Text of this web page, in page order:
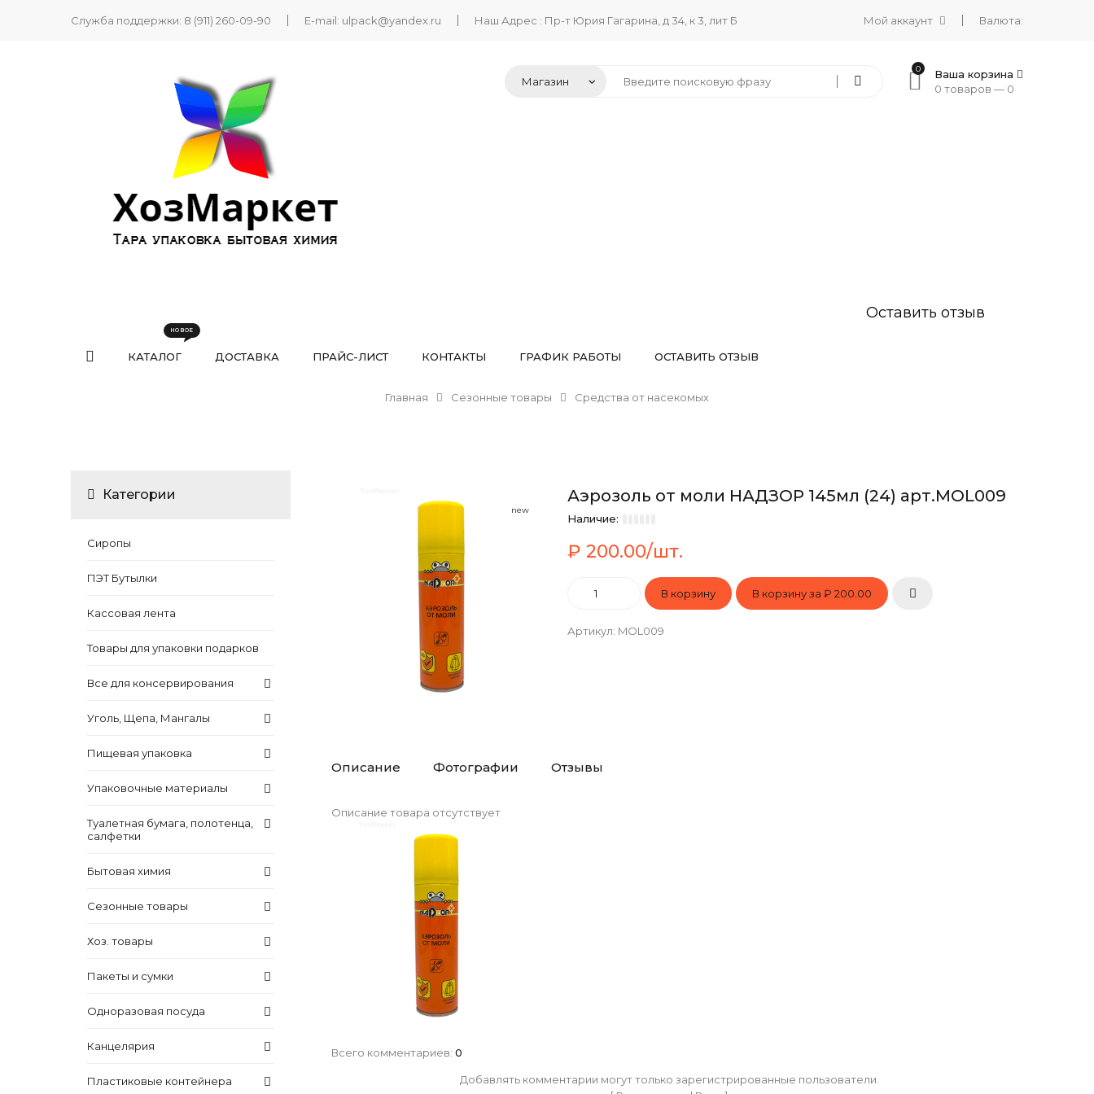
Служба поддержки: 8 (911) 260-09-90 E-mail: ulpack@yandex.ru Наш Адрес : Пр-т Юрия Гагарина, д 34, к 3, лит Б Мой аккаунт Валюта:
0
Ваша корзина
0 товаров — 0
Оставить отзыв
КАТАЛОГ ДОСТАВКА ПРАЙС-ЛИСТ КОНТАКТЫ ГРАФИК РАБОТЫ ОСТАВИТЬ ОТЗЫВ
Главная Сезонные товары Средства от насекомых
new
Аэрозоль от моли НАДЗОР 145мл (24) арт.MOL009
Наличие:
₽ 200.00/шт.
В корзину за ₽ 200.00
Артикул: MOL009
Описание Фотографии Отзывы
Описание товара отсутствует
Всего комментариев:0
Добавлять комментарии могут только зарегистрированные пользователи.
Категории
Сиропы
ПЭТ Бутылки
Кассовая лента
Товары для упаковки подарков
Все для консервирования
Уголь, Щепа, Мангалы
Пищевая упаковка
Упаковочные материалы
Туалетная бумага, полотенца,
салфетки
Бытовая химия
Сезонные товары
Хоз. товары
Пакеты и сумки
Одноразовая посуда
Канцелярия
Пластиковые контейнера